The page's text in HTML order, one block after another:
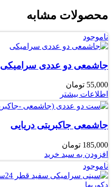
محصولات مشابه
ناموجود
جاشمعی دو عددی سرامیکی
55,000 تومان
اطلاعات بیشتر
جاشمعی جاکبریتی دریایی
185,000 تومان
افزودن به سبد خرید
ناموجود